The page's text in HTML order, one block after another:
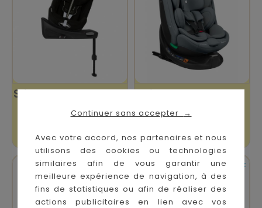
Continuer sans accepter →
Avec votre accord, nos partenaires et nous
utilisons des cookies ou technologies
similaires afin de vous garantir une
meilleure expérience de navigation, à des
fins de statistiques ou afin de réaliser des
actions publicitaires en lien avec vos
Siège Auto Sirona GI
I-Size Plus Moon...
Prix
379,95 €
Siège Auto I-Van I-
Size Gris Foncé
Prix
de
base
249,90 € Prix
189,00 €
 En stock  En stock